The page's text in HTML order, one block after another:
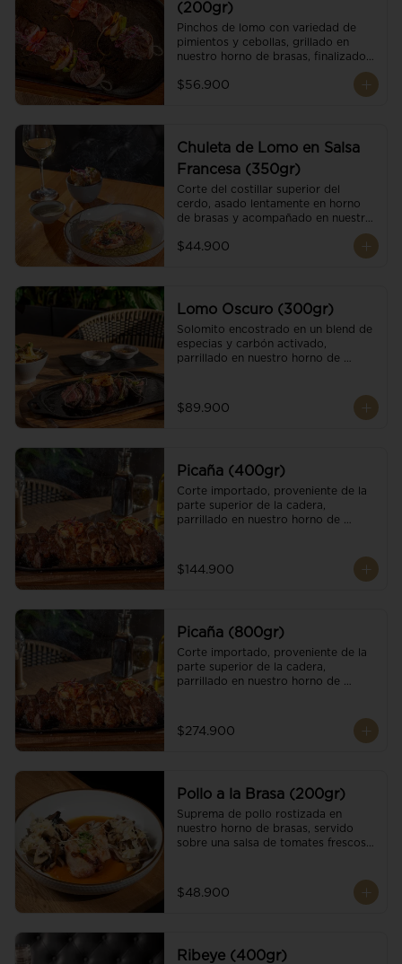
(200gr)
Pinchos de lomo con variedad de
pimientos y cebollas, grillado en
nuestro horno de brasas, finalizado
con cristales de sal. Acompañado de
salsa criolla.
$56.900
Chuleta de Lomo en Salsa
Francesa (350gr)
Corte del costillar superior del
cerdo, asado lentamente en horno
de brasas y acompañado en nuestra
$44.900
Lomo Oscuro (300gr)
Solomito encostrado en un blend de
especias y carbón activado,
parrillado en nuestro horno de
mantequilla de ajo y pimientos.
Acompañado de salsa criolla y una
$89.900
Picaña (400gr)
Corte importado, proveniente de la
parte superior de la cadera,
parrillado en nuestro horno de
Acompañado de salsa criolla de la
casa.
$144.900
Picaña (800gr)
Corte importado, proveniente de la
parte superior de la cadera,
parrillado en nuestro horno de
Acompañado de salsa criolla de la
casa.
$274.900
Pollo a la Brasa (200gr)
Suprema de pollo rostizada en
nuestro horno de brasas, servido
sobre una salsa de tomates frescos y
$48.900
Ribeye (400gr)